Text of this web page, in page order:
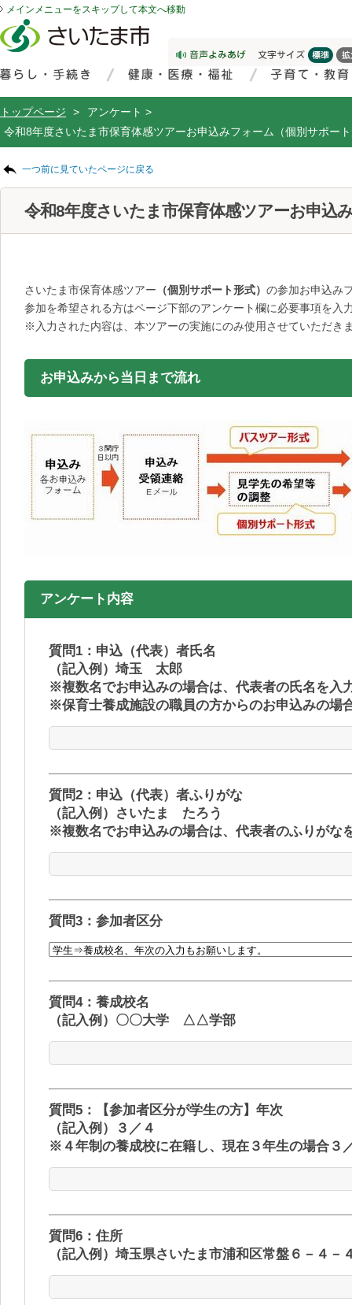
メインメニューをスキップして本文へ移動
トップページ >
アンケート >
令和8年度さいたま市保育体感ツアーお申込みフォーム（個別サポー
一つ前に見ていたページに戻る
令和8年度さいたま市保育体感ツアーお申込
さいたま市保育体感ツアー （個別サポート形式） の参加お申込み
参加を希望される方はページ下部のアンケート欄に必要事項を入
※入力された内容は、本ツアーの実施にのみ使用させていただき
お申込みから当日まで流れ
アンケート内容
質問1：申込（代表）者氏名
（記入例）埼玉 太郎
※複数名でお申込みの場合は、代表者の氏名を入
※保育士養成施設の職員の方からのお申込みの場
質問2：申込（代表）者ふりがな
（記入例）さいたま たろう
※複数名でお申込みの場合は、代表者のふりがな
質問3：参加者区分
質問4：養成校名
（記入例）〇〇大学 △△学部
質問5：【参加者区分が学生の方】年次
（記入例）３／４
※４年制の養成校に在籍し、現在３年生の場合３
質問6：住所
（記入例）埼玉県さいたま市浦和区常盤６－４－